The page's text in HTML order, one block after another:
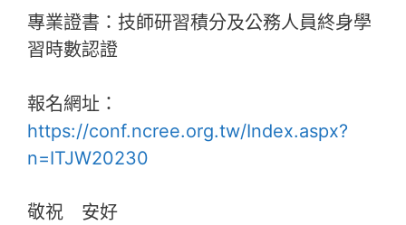
專業證書：技師研習積分及公務人員終身學
習時數認證
報名網址：
https://conf.ncree.org.tw/Index.aspx?
n=ITJW20230
敬祝 安好